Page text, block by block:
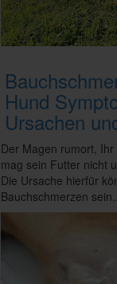
Hund
Ursachen
Der Magen rumort, Ihr
mag sein Futter nicht
Die Ursache hierfür
Bauchschmerzen sein...